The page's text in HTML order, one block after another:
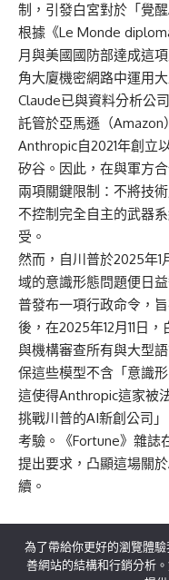
制，引發白宮對於「覺
根據《Le Monde
月與美國國防部達成這
角大廈機密網路中運用
Claude已與資料分析公
託管於亞馬遜（Amazon
Anthropic自2021年創立
矽谷。因此，在與軍方
兩項關鍵限制：不將技
不控制完全自主的武器
受。
然而，自川普於2025年
域的意識形態問題便日
普發布一項行政命令，
後，在2025年12月11日
與機構審查所有與大型
保這些模型不含「意識
這使得Anthropic這家被
挑戰川普的AI新創公司
考驗。《Fortune》雜誌
提出要求，凸顯這場關
續。
為了帶給你更好的瀏覽體
善網站的結構和行銷分析